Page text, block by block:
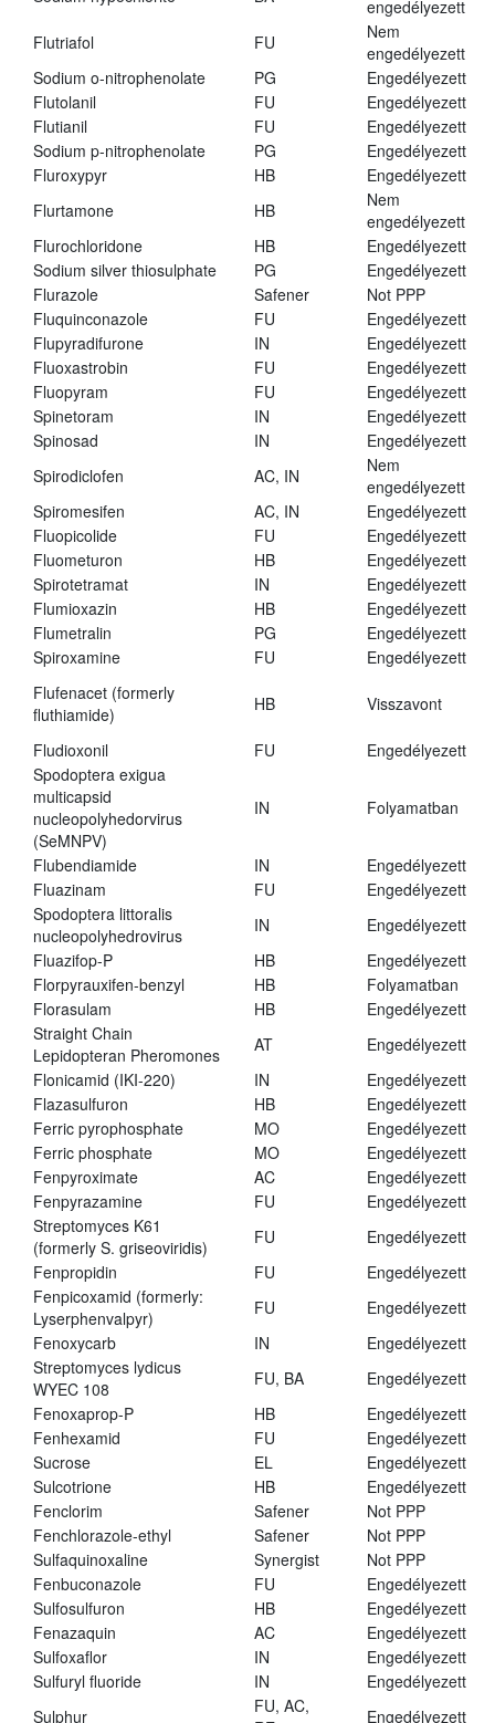
engedélyezett
Flutriafol
FU
Nem
engedélyezett
Sodium o-nitrophenolate
PG
Engedélyezett
Flutolanil
FU
Engedélyezett
Flutianil
FU
Engedélyezett
Sodium p-nitrophenolate
PG
Engedélyezett
Fluroxypyr
HB
Engedélyezett
Flurtamone
HB
Nem
engedélyezett
Flurochloridone
HB
Engedélyezett
Sodium silver thiosulphate
PG
Engedélyezett
Flurazole
Safener
Not PPP
Fluquinconazole
FU
Engedélyezett
Flupyradifurone
IN
Engedélyezett
Fluoxastrobin
FU
Engedélyezett
Fluopyram
FU
Engedélyezett
Spinetoram
IN
Engedélyezett
Spinosad
IN
Engedélyezett
Spirodiclofen
AC, IN
Nem
engedélyezett
Spiromesifen
AC, IN
Engedélyezett
Fluopicolide
FU
Engedélyezett
Fluometuron
HB
Engedélyezett
Spirotetramat
IN
Engedélyezett
Flumioxazin
HB
Engedélyezett
Flumetralin
PG
Engedélyezett
Spiroxamine
FU
Engedélyezett
Flufenacet (formerly
fluthiamide)
HB Visszavont
Fludioxonil FU
Engedélyezett
Spodoptera exigua
multicapsid
nucleopolyhedorvirus
(SeMNPV)
IN Folyamatban
Flubendiamide IN
Engedélyezett
Fluazinam
FU
Engedélyezett
Spodoptera littoralis
nucleopolyhedrovirus
IN
Engedélyezett
Fluazifop-P
HB
Engedélyezett
Florpyrauxifen-benzyl
HB
Folyamatban
Florasulam
HB
Engedélyezett
Straight Chain
Lepidopteran Pheromones
AT
Engedélyezett
Flonicamid (IKI-220)
IN
Engedélyezett
Flazasulfuron
HB
Engedélyezett
Ferric pyrophosphate
MO
Engedélyezett
Ferric phosphate
MO
Engedélyezett
Fenpyroximate
AC
Engedélyezett
Fenpyrazamine
FU
Engedélyezett
Streptomyces K61
(formerly S. griseoviridis)
FU
Engedélyezett
Fenpropidin
FU
Engedélyezett
Fenpicoxamid (formerly:
Lyserphenvalpyr)
FU
Engedélyezett
Fenoxycarb
IN
Engedélyezett
Streptomyces lydicus
WYEC 108
FU, BA
Engedélyezett
Fenoxaprop-P
HB
Engedélyezett
Fenhexamid
FU
Engedélyezett
Sucrose
EL
Engedélyezett
Sulcotrione
HB
Engedélyezett
Fenclorim
Safener
Not PPP
Fenchlorazole-ethyl
Safener
Not PPP
Sulfaquinoxaline
Synergist
Not PPP
Fenbuconazole
FU
Engedélyezett
Sulfosulfuron
HB
Engedélyezett
Fenazaquin
AC
Engedélyezett
Sulfoxaflor
IN
Engedélyezett
Sulfuryl fluoride
IN
Engedélyezett
Sulphur
FU, AC,
Engedélyezett